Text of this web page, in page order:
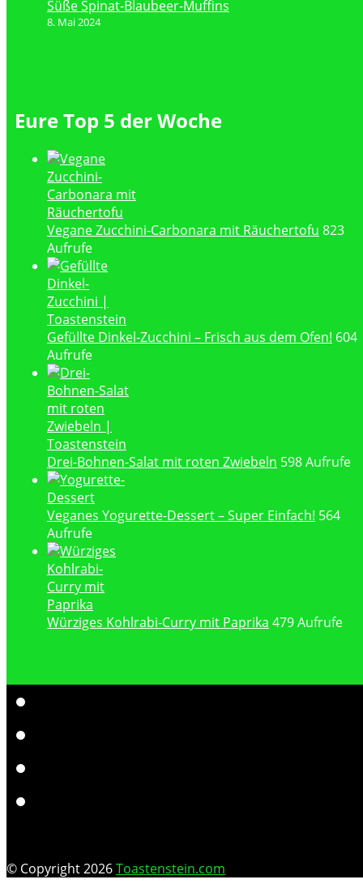
Süße Spinat-Blaubeer-Muffins
8. Mai 2024
Eure Top 5 der Woche
Vegane Zucchini-Carbonara mit Räuchertofu 823
Aufrufe
Gefüllte Dinkel-Zucchini – Frisch aus dem Ofen! 604
Aufrufe
Drei-Bohnen-Salat mit roten Zwiebeln 598 Aufrufe
Veganes Yogurette-Dessert – Super Einfach! 564
Aufrufe
Würziges Kohlrabi-Curry mit Paprika 479 Aufrufe
© Copyright 2026Toastenstein.com